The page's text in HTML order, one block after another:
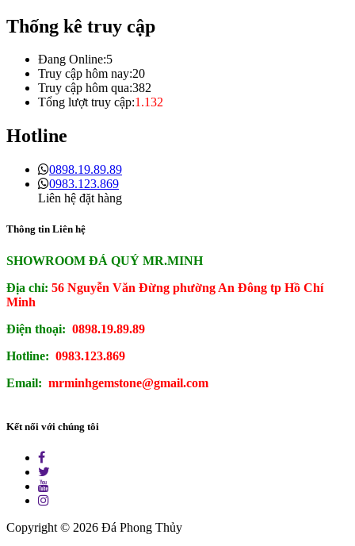
Thống kê truy cập
Đang Online:5
Truy cập hôm nay:20
Truy cập hôm qua:382
Tổng lượt truy cập:1.132
Hotline
0898.19.89.89
0983.123.869
Liên hệ đặt hàng
Thông tin Liên hệ
SHOWROOM ĐÁ QUÝ MR.MINH
Địa chỉ: 56 Nguyễn Văn Đừng phường An Đông tp Hồ Chí
Minh
Điện thoại: 0898.19.89.89
Hotline: 0983.123.869
Email: mrminhgemstone@gmail.com
Kết nối với chúng tôi
Copyright © 2026 Đá Phong Thủy